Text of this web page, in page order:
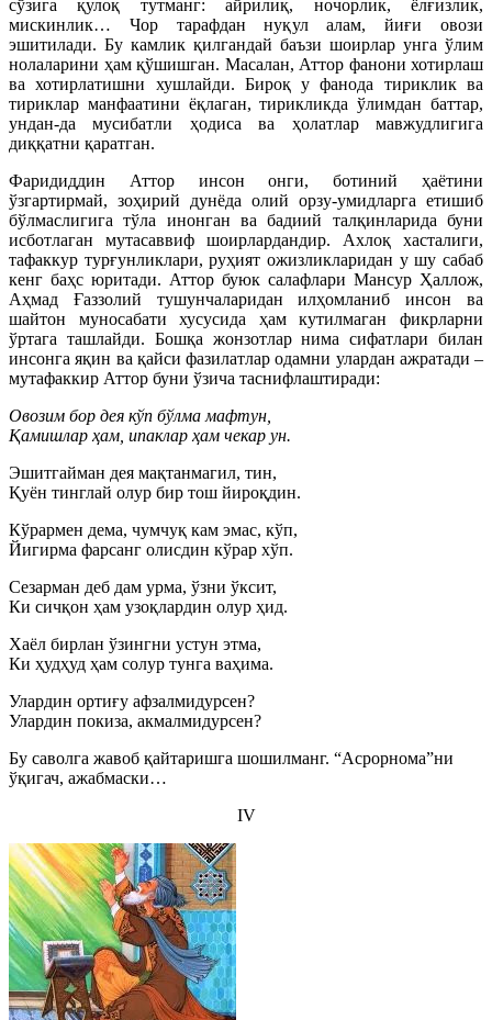
сўзига қулоқ тутманг: айрилиқ, ночорлик, ёлғизлик,
мискинлик… Чор тарафдан нуқул алам, йиғи овози
эшитилади. Бу камлик қилгандай баъзи шоирлар унга ўлим
нолаларини ҳам қўшишган. Масалан, Аттор фанони хотирлаш
ва хотирлатишни хушлайди. Бироқ у фанода тириклик ва
тириклар манфаатини ёқлаган, тирикликда ўлимдан баттар,
ундан-да мусибатли ҳодиса ва ҳолатлар мавжудлигига
диққатни қаратган.
Фаридиддин Аттор инсон онги, ботиний ҳаётини
ўзгартирмай, зоҳирий дунёда олий орзу-умидларга етишиб
бўлмаслигига тўла инонган ва бадиий талқинларида буни
исботлаган мутасаввиф шоирлардандир. Ахлоқ хасталиги,
тафаккур турғунликлари, руҳият ожизликларидан у шу сабаб
кенг баҳс юритади. Аттор буюк салафлари Мансур Ҳаллож,
Аҳмад Ғаззолий тушунчаларидан илҳомланиб инсон ва
шайтон муносабати хусусида ҳам кутилмаган фикрларни
ўртага ташлайди. Бошқа жонзотлар нима сифатлари билан
инсонга яқин ва қайси фазилатлар одамни улардан ажратади –
мутафаккир Аттор буни ўзича таснифлаштиради:
Овозим бор дея кўп бўлма мафтун,
Қамишлар ҳам, ипаклар ҳам чекар ун.
Эшитгайман дея мақтанмагил, тин,
Қуён тинглай олур бир тош йироқдин.
Кўрармен дема, чумчуқ кам эмас, кўп,
Йигирма фарсанг олисдин кўрар хўп.
Сезарман деб дам урма, ўзни ўксит,
Ки сичқон ҳам узоқлардин олур ҳид.
Хаёл бирлан ўзингни устун этма,
Ки ҳудҳуд ҳам солур тунга ваҳима.
Улардин ортиғу афзалмидурсен?
Улардин покиза, акмалмидурсен?
Бу саволга жавоб қайтаришга шошилманг. “Асрорнома”ни
ўқигач, ажабмаски…
IV